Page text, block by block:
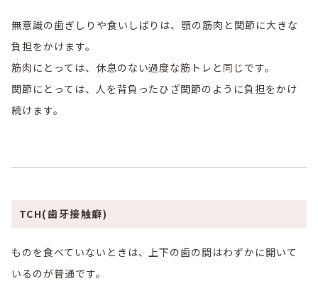
無意識の歯ぎしりや食いしばりは、顎の筋肉と関節に大きな
負担をかけます。
筋肉にとっては、休息のない過度な筋トレと同じです。
関節にとっては、人を背負ったひざ関節のように負担をかけ
続けます。
TCH(歯牙接触癖)
ものを食べていないときは、上下の歯の間はわずかに開いて
いるのが普通です。